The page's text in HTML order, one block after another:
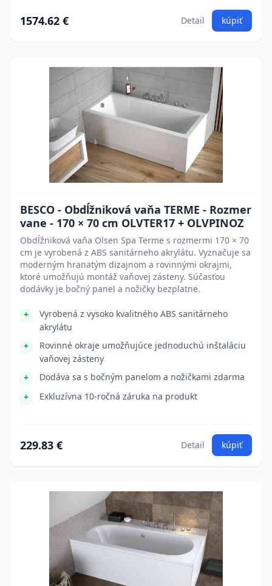
1574.62 € Detail kúpiť
BESCO - Obdĺžniková vaňa TERME - Rozmer
vane - 170 × 70 cm OLVTER17 + OLVPINOZ
Obdĺžniková vaňa Olsen Spa Terme s rozmermi 170 × 70
cm je vyrobená z ABS sanitárneho akrylátu. Vyznačuje sa
moderným hranatým dizajnom a rovinnými okrajmi,
ktoré umožňujú montáž vaňovej zásteny. Súčasťou
dodávky je bočný panel a nožičky bezplatne.
Vyrobená z vysoko kvalitného ABS sanitárneho
akrylátu
Rovinné okraje umožňujúce jednoduchú inštaláciu
vaňovej zásteny
Dodáva sa s bočným panelom a nožičkami zdarma
Exkluzívna 10-ročná záruka na produkt
229.83 € Detail kúpiť